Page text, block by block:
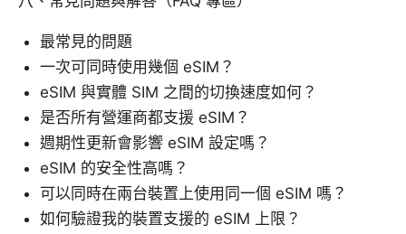
最常見的問題
一次可同時使用幾個 eSIM？
eSIM 與實體 SIM 之間的切換速度如何？
是否所有營運商都支援 eSIM？
週期性更新會影響 eSIM 設定嗎？
eSIM 的安全性高嗎？
可以同時在兩台裝置上使用同一個 eSIM 嗎？
如何驗證我的裝置支援的 eSIM 上限？